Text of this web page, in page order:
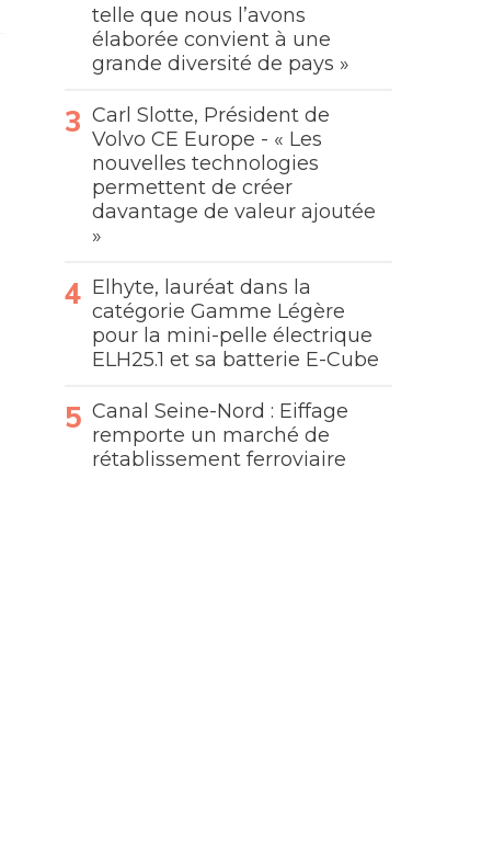
telle que nous l’avons
élaborée convient à une
grande diversité de pays »
Carl Slotte, Président de
Volvo CE Europe - « Les
nouvelles technologies
permettent de créer
davantage de valeur ajoutée
»
Elhyte, lauréat dans la
catégorie Gamme Légère
pour la mini-pelle électrique
ELH25.1 et sa batterie E-Cube
Canal Seine-Nord : Eiffage
remporte un marché de
rétablissement ferroviaire